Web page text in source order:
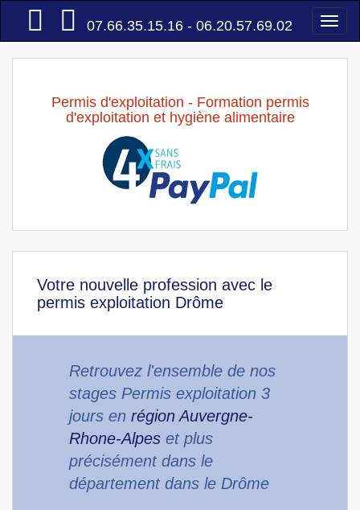
Accueil
07.66.35.15.16 - 06.20.57.69.02
Permis d'exploitation - Formation permis
d'exploitation et hygiène alimentaire
Votre nouvelle profession avec le
permis exploitation Drôme
Retrouvez l'ensemble de nos
stages Permis exploitation 3
jours en région Auvergne-
Rhone-Alpes et plus
précisément dans le
département dans le Drôme